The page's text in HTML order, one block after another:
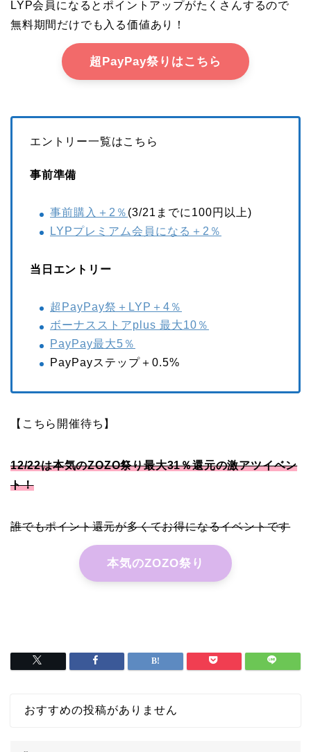
LYP会員になるとポイントアップがたくさんするので
無料期間だけでも入る価値あり！
超PayPay祭りはこちら
エントリー一覧はこちら
事前準備
事前購入＋2％ (3/21までに100円以上)
LYPプレミアム会員になる＋2％
当日エントリー
超PayPay祭＋LYP＋4％
ボーナスストアplus 最大10％
PayPay最大5％
PayPayステップ＋0.5%
【こちら開催待ち】
12/22は本気のZOZO祭り最大31％還元の激アツイベン
ト！
誰でもポイント還元が多くてお得になるイベントです
本気のZOZO祭り
おすすめの投稿がありません